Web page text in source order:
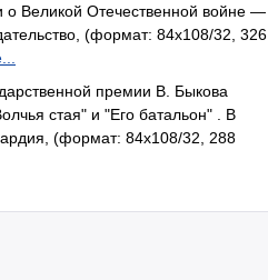
о Великой Отечественной войне —
(формат: 84x108/32, 326
премии В. Быкова
стая" и "Его батальон" . В
(формат: 84x108/32, 288